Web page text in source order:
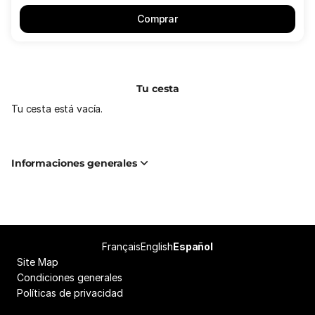
Comprar
Tu cesta
Tu cesta está vacía.
Informaciones generales
de
página
FrançaisEnglishIdioma
Español
Site Map
Condiciones generales
Políticas de privacidad